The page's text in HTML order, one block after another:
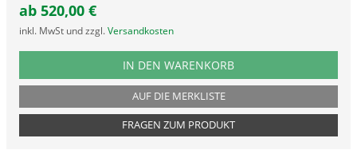
ab 520,00 €
inkl. MwSt und zzgl. Versandkosten
PRODUKTNUMMER FUSOLV53
IN DEN WARENKORB
AUF DIE MERKLISTE
FRAGEN ZUM PRODUKT